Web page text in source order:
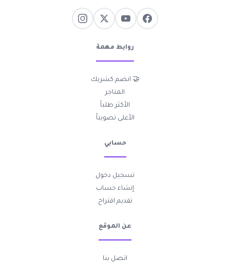
روابط مهمة
🤝 انضم كشريك
المتاجر
الأكثر طلباً
الأعلى تصويتاً
حسابي
تسجيل دخول
إنشاء حساب
تقديم اقتراح
عن الموقع
اتصل بنا